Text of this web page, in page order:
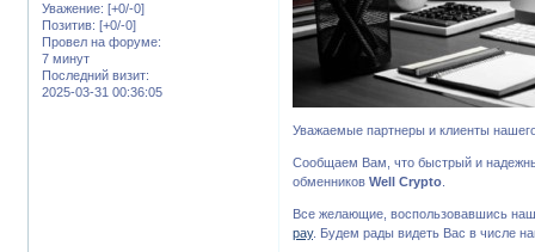
Уважение: [+0/-0]
Позитив: [+0/-0]
Провел на форуме:
7 минут
Последний визит:
2025-03-31 00:36:05
Уважаемые партнеры и клиенты
Сообщаем Вам, что быстрый и
обменниковWell Crypto
Все желающие, воспользовавшись
pay. Будем рады видеть Вас в числе